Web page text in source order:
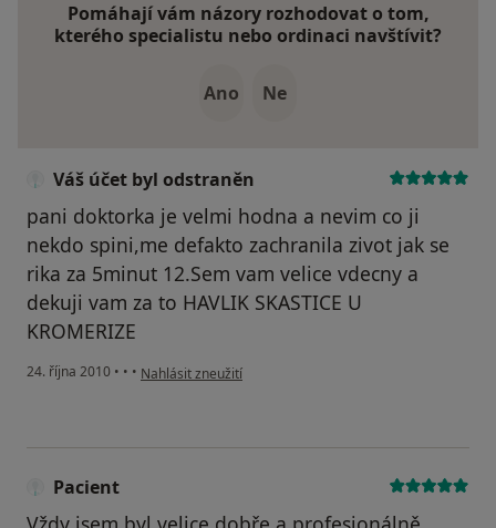
Pomáhají vám názory rozhodovat o tom,
kterého specialistu nebo ordinaci navštívit?
Ano Ne
Váš účet byl odstraněn
pani doktorka je velmi hodna a nevim co ji
nekdo spini,me defakto zachranila zivot jak se
rika za 5minut 12.Sem vam velice vdecny a
dekuji vam za to HAVLIK SKASTICE U
KROMERIZE
24. října 2010 • • • podle názoru uživatele Váš účet byl odstraněn
Nahlásit zneužití
Pacient